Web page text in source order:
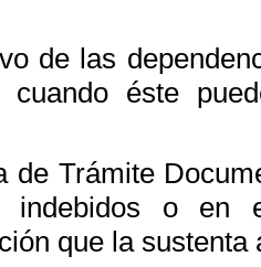
de las
cuando éste
de Trámite
indebidos o en
que la